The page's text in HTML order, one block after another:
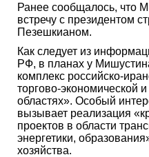
Ранее сообщалось, что
встречу с президентом
Пезешкианом.
Как следует из
РФ, в планах у
комплекс российско-
торгово-экономической
областях». Особый
вызывает реализация
проектов в области
энергетики,
хозяйства.